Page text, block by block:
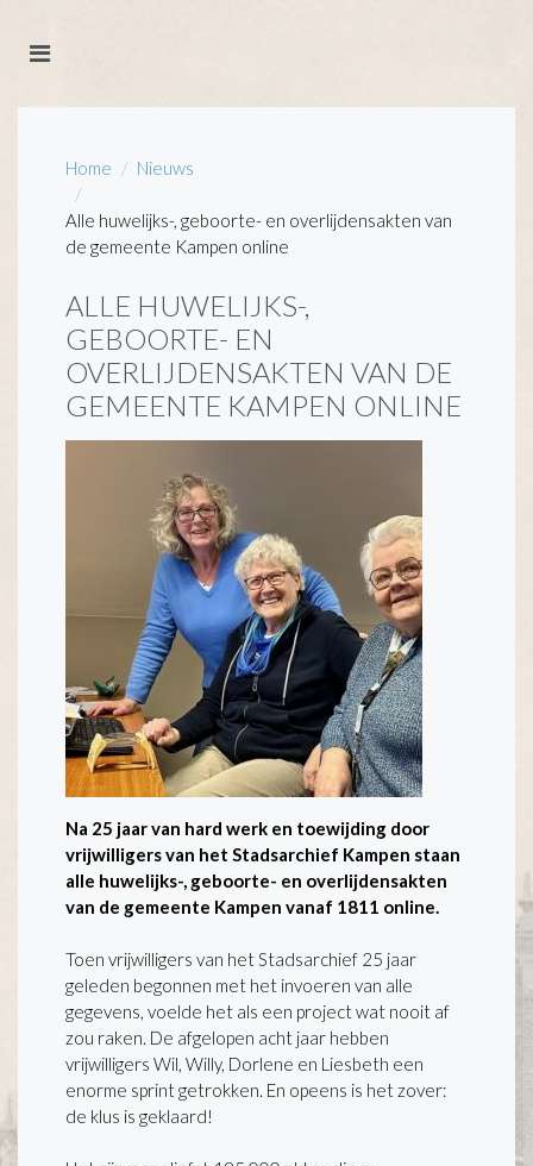
Home Nieuws
Alle huwelijks-, geboorte- en overlijdensakten van
de gemeente Kampen online
ALLE HUWELIJKS-,
GEBOORTE- EN
OVERLIJDENSAKTEN VAN DE
GEMEENTE KAMPEN ONLINE
Na 25 jaar van hard werk en toewijding door
vrijwilligers van het Stadsarchief Kampen staan
alle huwelijks-, geboorte- en overlijdensakten
van de gemeente Kampen vanaf 1811 online.
Toen vrijwilligers van het Stadsarchief 25 jaar
geleden begonnen met het invoeren van alle
gegevens, voelde het als een project wat nooit af
zou raken. De afgelopen acht jaar hebben
vrijwilligers Wil, Willy, Dorlene en Liesbeth een
enorme sprint getrokken. En opeens is het zover:
de klus is geklaard!